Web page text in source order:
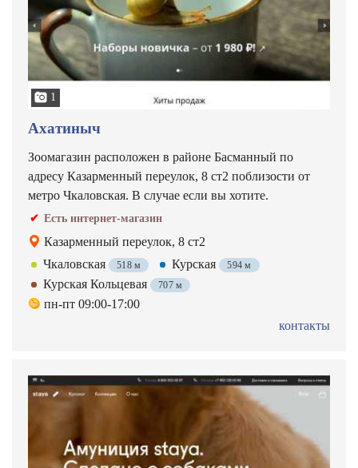
1
Ахатиныч
Зоомагазин расположен в районе Басманный по
адресу Казарменный переулок, 8 ст2 поблизости от
метро Чкаловская. В случае если вы хотите.
Есть интернет-магазин
Казарменный переулок, 8 ст2
Чкаловская
518 м Курская 594 м
Курская Кольцевая 707 м
пн-пт 09:00-17:00
контакты